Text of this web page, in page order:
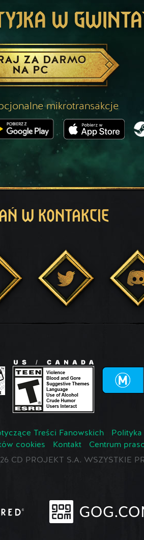
W
ZA DARMO
NA PC
mikrotransakcje
W KONTAKCIE
Treści Fanowskich
cookies
Kontakt
Centrum
CD PROJEKT S.A. WSZYSTKIE